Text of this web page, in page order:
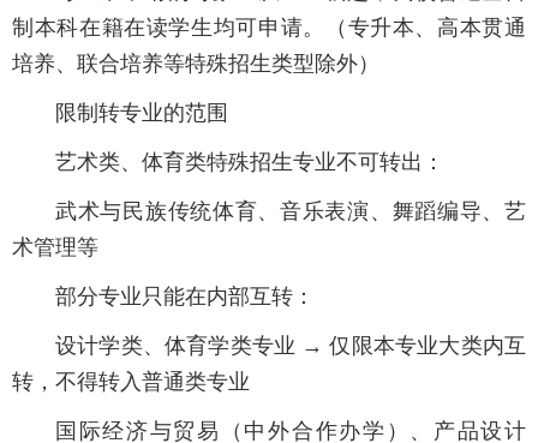
制本科在籍在读学生均可申请。（专升本、高本贯通
培养、联合培养等特殊招生类型除外）
限制转专业的范围
艺术类、体育类特殊招生专业不可转出：
武术与民族传统体育、音乐表演、舞蹈编导、艺
术管理等
部分专业只能在内部互转：
设计学类、体育学类专业 → 仅限本专业大类内互
转，不得转入普通类专业
国际经济与贸易（中外合作办学）、产品设计